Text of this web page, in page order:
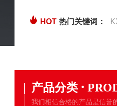
HOT 热门关键词：
产品分类 ·
我们相信合格的产品是信誉